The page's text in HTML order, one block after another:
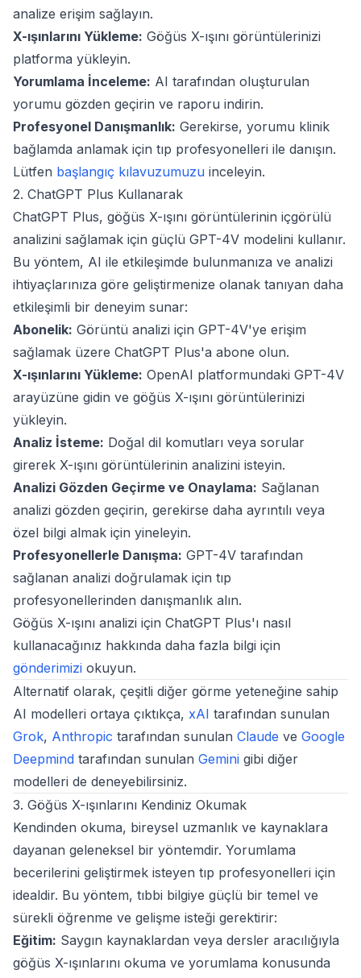
analize erişim sağlayın.
X-ışınlarını Yükleme: Göğüs X-ışını görüntülerinizi
platforma yükleyin.
Yorumlama İnceleme: AI tarafından oluşturulan
yorumu gözden geçirin ve raporu indirin.
Profesyonel Danışmanlık: Gerekirse, yorumu klinik
bağlamda anlamak için tıp profesyonelleri ile danışın.
Lütfen başlangıç kılavuzumuzu inceleyin.
2. ChatGPT Plus Kullanarak
ChatGPT Plus, göğüs X-ışını görüntülerinin içgörülü
analizini sağlamak için güçlü GPT-4V modelini kullanır.
Bu yöntem, AI ile etkileşimde bulunmanıza ve analizi
ihtiyaçlarınıza göre geliştirmenize olanak tanıyan daha
etkileşimli bir deneyim sunar:
Abonelik: Görüntü analizi için GPT-4V'ye erişim
sağlamak üzere ChatGPT Plus'a abone olun.
X-ışınlarını Yükleme: OpenAI platformundaki GPT-4V
arayüzüne gidin ve göğüs X-ışını görüntülerinizi
yükleyin.
Analiz İsteme: Doğal dil komutları veya sorular
girerek X-ışını görüntülerinin analizini isteyin.
Analizi Gözden Geçirme ve Onaylama: Sağlanan
analizi gözden geçirin, gerekirse daha ayrıntılı veya
özel bilgi almak için yineleyin.
Profesyonellerle Danışma: GPT-4V tarafından
sağlanan analizi doğrulamak için tıp
profesyonellerinden danışmanlık alın.
Göğüs X-ışını analizi için ChatGPT Plus'ı nasıl
kullanacağınız hakkında daha fazla bilgi için
gönderimizi okuyun.
Alternatif olarak, çeşitli diğer görme yeteneğine sahip
AI modelleri ortaya çıktıkça, xAI tarafından sunulan
Grok, Anthropic tarafından sunulan Claude ve Google
Deepmind tarafından sunulan Gemini gibi diğer
modelleri de deneyebilirsiniz.
3. Göğüs X-ışınlarını Kendiniz Okumak
Kendinden okuma, bireysel uzmanlık ve kaynaklara
dayanan geleneksel bir yöntemdir. Yorumlama
becerilerini geliştirmek isteyen tıp profesyonelleri için
idealdir. Bu yöntem, tıbbi bilgiye güçlü bir temel ve
sürekli öğrenme ve gelişme isteği gerektirir:
Eğitim: Saygın kaynaklardan veya dersler aracılığıyla
göğüs X-ışınlarını okuma ve yorumlama konusunda